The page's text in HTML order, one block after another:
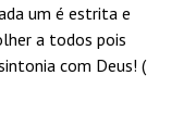
um é estrita e
a todos pois
com Deus! (